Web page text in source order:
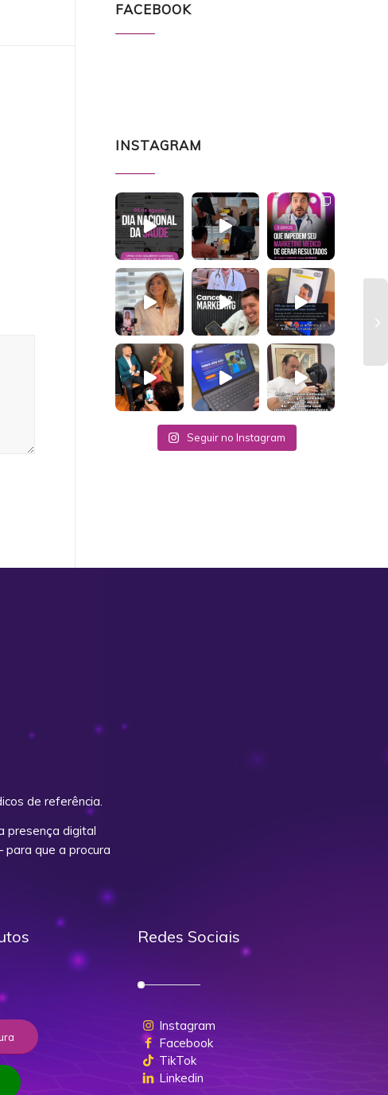
FACEBOOK
INSTAGRAM
Seguir no Instagram
de referência.
presença digital
que a procura
Redes Sociais
Instagram
Facebook
TikTok
Linkedin